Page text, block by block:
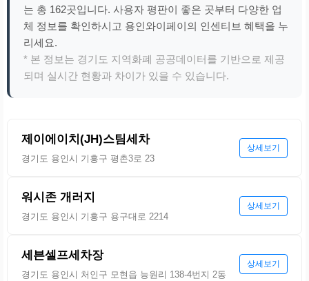
는 총 162곳입니다. 사용자 평판이 좋은 곳부터 다양한 업
체 정보를 확인하시고 용인와이페이의 인센티브 혜택을 누
리세요.
* 본 정보는 경기도 지역화폐 공공데이터를 기반으로 제공
되며 실시간 현황과 차이가 있을 수 있습니다.
제이에이치(JH)스팀세차
경기도 용인시 기흥구 평촌3로 23
상세보기
워시존 개러지
경기도 용인시 기흥구 용구대로 2214
상세보기
세븐셀프세차장
경기도 용인시 처인구 모현읍 능원리 138-4번지 2동
상세보기